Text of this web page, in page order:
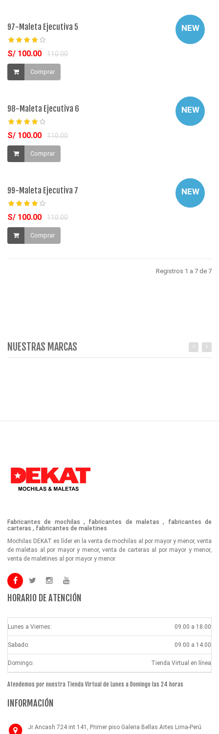
NEW
97-Maleta Ejecutiva 5
S/ 100.00 110.00
Comprar
NEW
98-Maleta Ejecutiva 6
S/ 100.00 110.00
Comprar
NEW
99-Maleta Ejecutiva 7
S/ 100.00 110.00
Comprar
Registros 1 a 7 de 7
NUESTRAS MARCAS
Fabricantes de mochilas , fabricantes de maletas , fabricantes de
carteras , fabricantes de maletines
Mochilas DEKAT es líder en la venta de mochilas al por mayor y menor, venta
de maletas al por mayor y menor, venta de carteras al por mayor y menor,
venta de maletines al por mayor y menor.
HORARIO DE ATENCIÓN
Lunes a Viernes: 09.00 a 18.00
Sabado: 09.00 a 14.00
Domingo: Tienda Virtual en línea
Atendemos por nuestra Tienda Virtual de Lunes a Domingo las 24 horas
INFORMACIÓN
Jr Ancash 724 int 141, Primer piso Galeria Bellas Artes Lima-Perú